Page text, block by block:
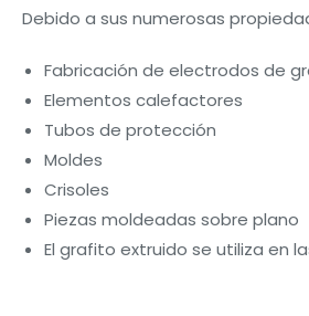
Debido a sus numerosas
Fabricación de electrodos de
Elementos calefactores
Tubos de protección
Moldes
Crisoles
Piezas moldeadas sobre plano
El grafito extruido se utiliza en